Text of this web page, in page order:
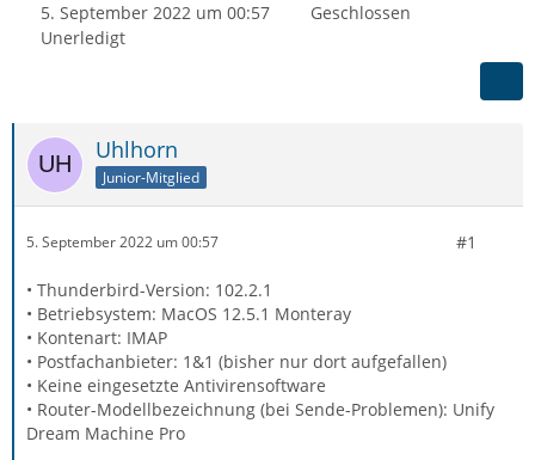
5. September 2022 um 00:57
Geschlossen
Unerledigt
Uhlhorn
Junior-Mitglied
5. September 2022 um 00:57 #1
• Thunderbird-Version: 102.2.1
• Betriebsystem: MacOS 12.5.1 Monteray
• Kontenart: IMAP
• Postfachanbieter: 1&1 (bisher nur dort aufgefallen)
• Keine eingesetzte Antivirensoftware
• Router-Modellbezeichnung (bei Sende-Problemen): Unify
Dream Machine Pro